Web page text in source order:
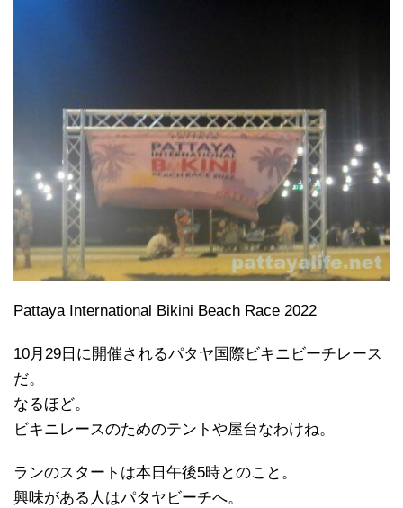
Pattaya International Bikini Beach Race 2022
10月29日に開催されるパタヤ国際ビキニビーチレース
だ。
なるほど。
ビキニレースのためのテントや屋台なわけね。
ランのスタートは本日午後5時とのこと。
興味がある人はパタヤビーチへ。